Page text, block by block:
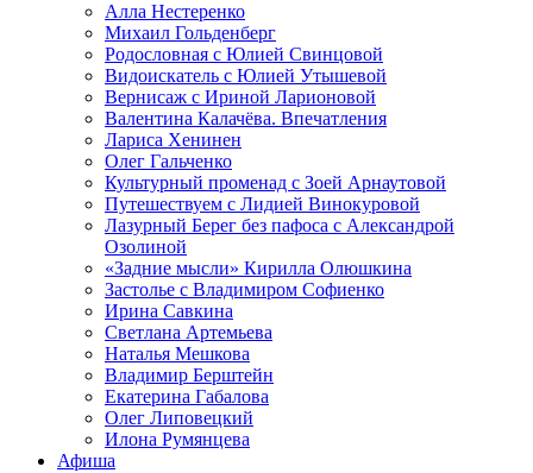
Алла Нестеренко
Михаил Гольденберг
Родословная с Юлией Свинцовой
Видоискатель с Юлией Утышевой
Вернисаж с Ириной Ларионовой
Валентина Калачёва. Впечатления
Лариса Хенинен
Олег Гальченко
Культурный променад с Зоей Арнаутовой
Путешествуем с Лидией Винокуровой
Лазурный Берег без пафоса с Александрой
Озолиной
«Задние мысли» Кирилла Олюшкина
Застолье с Владимиром Софиенко
Ирина Савкина
Светлана Артемьева
Наталья Мешкова
Владимир Берштейн
Екатерина Габалова
Олег Липовецкий
Илона Румянцева
Афиша